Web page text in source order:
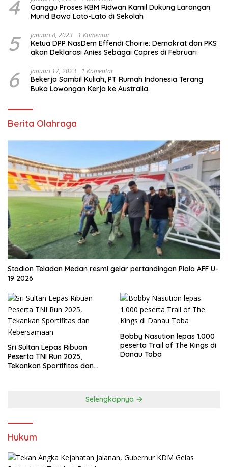
4
Ganggu Proses KBM Ridwan Kamil Dukung Larangan
Murid Bawa Lato-Lato di Sekolah
5 Januari 8, 2023 1 Komentar
Ketua DPP NasDem Effendi Choirie: Demokrat dan PKS
akan Deklarasi Anies Sebagai Capres di Februari
6 Januari 17, 2023 1 Komentar
Bekerja Sambil Kuliah, PT Rumah Indonesia Terang
Buka Lowongan Kerja ke Australia
Berita Olahraga
Stadion Teladan Medan resmi gelar pertandingan Piala AFF U-
19 2026
Sri Sultan Lepas Ribuan
Peserta TNI Run 2025,
Tekankan Sportifitas dan
Bobby Nasution lepas 1.000
peserta Trail of The Kings di
Danau Toba
Selengkapnya
Hukum